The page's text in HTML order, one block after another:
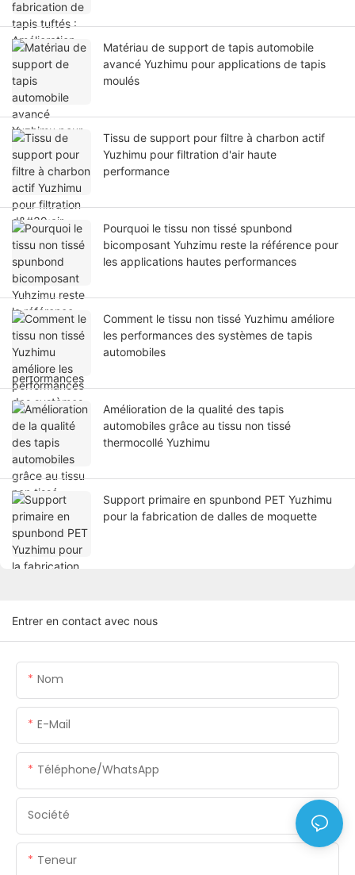
Matériau de support de tapis automobile
avancé Yuzhimu pour applications de tapis
moulés
Tissu de support pour filtre à charbon actif
Yuzhimu pour filtration d'air haute
performance
Pourquoi le tissu non tissé spunbond
bicomposant Yuhzimu reste la référence pour
les applications hautes performances
Comment le tissu non tissé Yuzhimu améliore
les performances des systèmes de tapis
automobiles
Amélioration de la qualité des tapis
automobiles grâce au tissu non tissé
thermocollé Yuzhimu
Support primaire en spunbond PET Yuzhimu
pour la fabrication de dalles de moquette
Entrer en contact avec nous
Nom
E-Mail
Téléphone/WhatsApp
Société
Teneur